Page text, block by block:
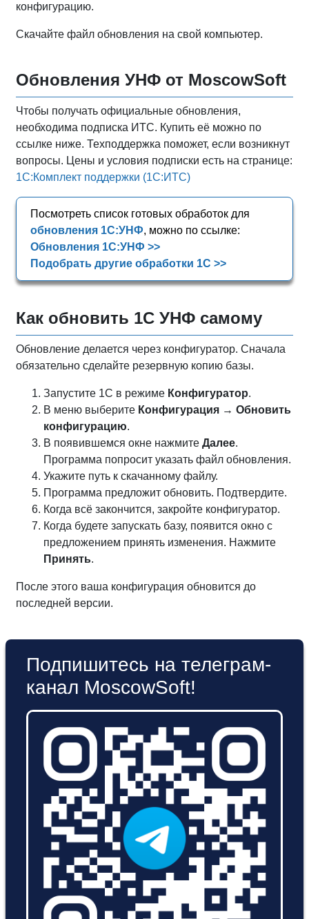
конфигурацию.
Cкачайте файл обновления на свой компьютер.
Обновления УНФ от MoscowSoft
Чтобы получать официальные обновления,
необходима подписка ИТС. Купить её можно по
ссылке ниже. Техподдержка поможет, если возникнут
вопросы. Цены и условия подписки есть на странице:
1С:Комплект поддержки (1С:ИТС)
Посмотреть список готовых обработок для
обновления 1С:УНФ, можно по ссылке:
Обновления 1С:УНФ >>
Подобрать другие обработки 1С >>
Как обновить 1С УНФ самому
Обновление делается через конфигуратор. Сначала
обязательно сделайте резервную копию базы.
Запустите 1С в режиме Конфигуратор.
В меню выберите Конфигурация → Обновить
конфигурацию.
В появившемся окне нажмите Далее.
Программа попросит указать файл обновления.
Укажите путь к скачанному файлу.
Программа предложит обновить. Подтвердите.
Когда всё закончится, закройте конфигуратор.
Когда будете запускать базу, появится окно с
предложением принять изменения. Нажмите
Принять.
После этого ваша конфигурация обновится до
последней версии.
Подпишитесь на телеграм-
канал MoscowSoft!